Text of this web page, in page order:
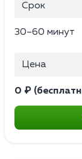
Срок
30–60 минут
Цена
0 ₽